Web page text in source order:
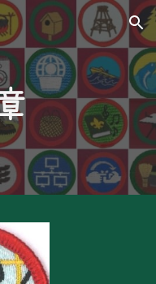
Skip to navigation